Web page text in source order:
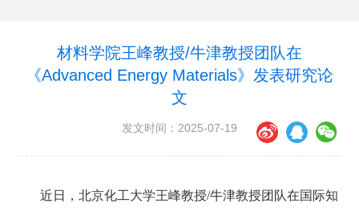
材料学院王峰教授/牛津教授团队在
《Advanced Energy Materials》发表研究论
文
发文时间：2025-07-19
近日，北京化工大学王峰教授/牛津教授团队在国际知